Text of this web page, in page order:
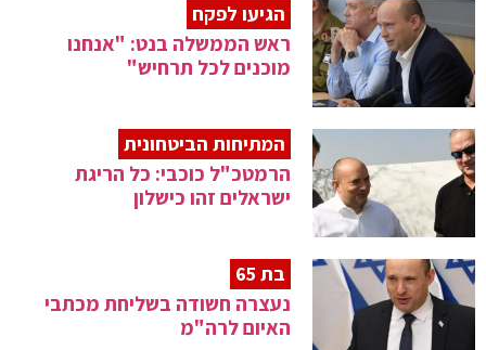
הגיעו לפקח
ראש הממשלה בנט: "אנחנו
מוכנים לכל תרחיש"
המתיחות הביטחונית
הרמטכ"ל כוכבי: כל הריגת
ישראלים זהו כישלון
בת 65
נעצרה חשודה בשליחת מכתבי
האיום לרה"מ